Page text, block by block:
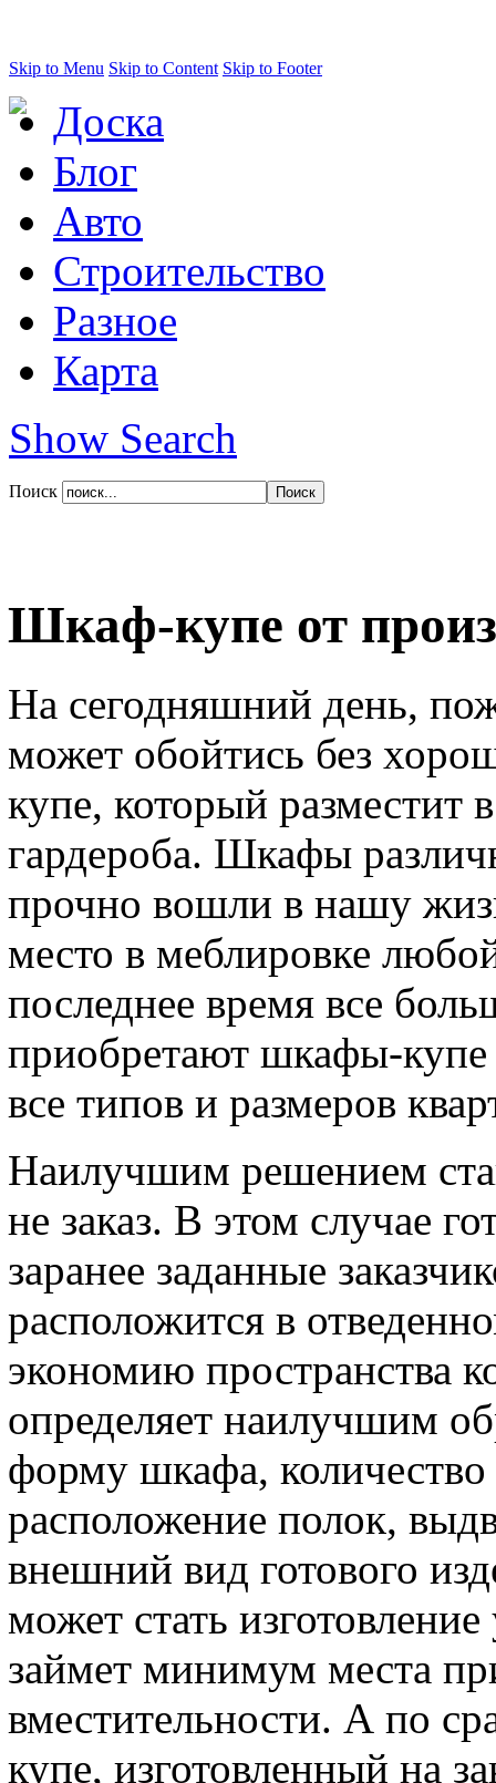
Skip to Menu Skip to Content Skip to Footer
Доска
Блог
Авто
Строительство
Разное
Карта
Show Search
Поиск
Шкаф-купе от
На сегодняшний день,
может обойтись без
купе, который разместит
гардероба. Шкафы
прочно вошли в нашу
место в меблировке
последнее время все
приобретают шкафы-купе
все типов и размеров
Наилучшим решением
не заказ. В этом случае
заранее заданные
расположится в
экономию пространства
определяет наилучшим
форму шкафа, количество
расположение полок,
внешний вид готового
может стать
займет минимум места
вместительности. А по
купе, изготовленный на